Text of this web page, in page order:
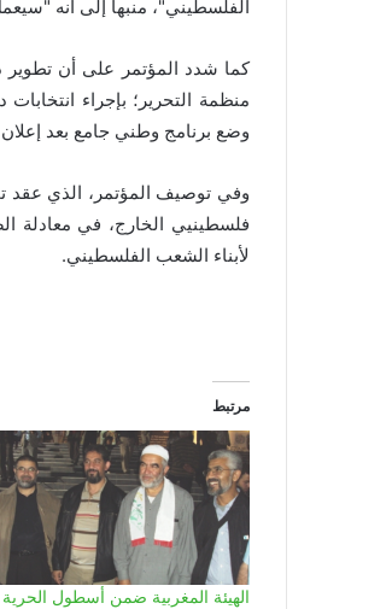
الفلسطيني"، منبها إلى أنه
كما شدد المؤتمر على أن تطوير
منظمة التحرير؛ بإجراء
وضع برنامج وطني جامع بعد
وفي توصيف المؤتمر، الذي عقد
فلسطينيي الخارج، في معادلة
لأبناء الشعب الفلسطيني.
مرتبط
الهيئة المغربية ضمن أسطول الحرية